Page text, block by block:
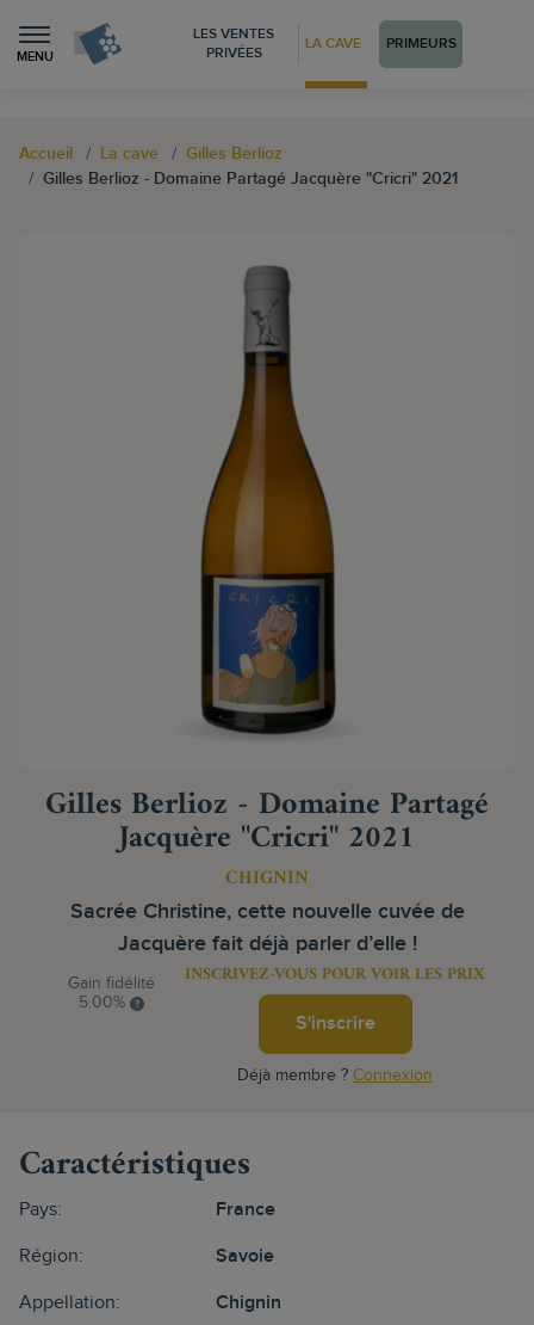
MENU
LES VENTES
PRIVÉES
LA CAVE PRIMEURS
Accueil La cave
Gilles Berlioz
Gilles Berlioz - Domaine Partagé Jacquère "Cricri" 2021
Gilles Berlioz - Domaine Partagé
Jacquère "Cricri" 2021
CHIGNIN
Sacrée Christine, cette nouvelle cuvée de
Jacquère fait déjà parler d’elle !
Gain fidélité
5.00%
INSCRIVEZ-VOUS POUR VOIR LES PRIX
S'inscrire
Déjà membre ? Connexion
Caractéristiques
Pays: France
Région: Savoie
Appellation: Chignin